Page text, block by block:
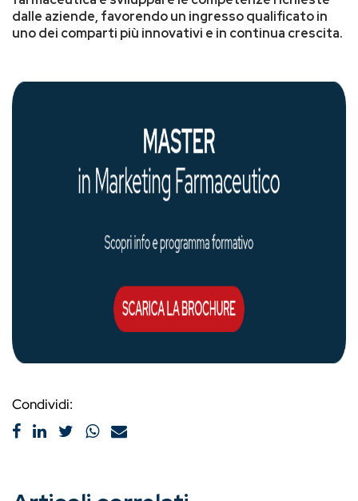
dalle aziende, favorendo un ingresso qualificato in
uno dei comparti più innovativi e in continua crescita.
Condividi: